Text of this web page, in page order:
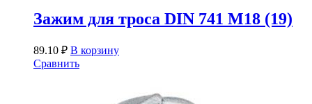
Зажим для троса DIN 741 М18 (19)
89.10 ₽ В корзину
Сравнить